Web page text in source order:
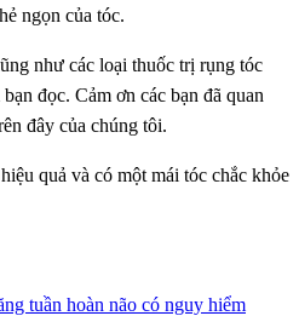
ngọn của tóc.
như các loại thuốc trị rụng tóc
đọc. Cảm ơn các bạn đã quan
đây của chúng tôi.
quả và có một mái tóc chắc khỏe
tuần hoàn não có nguy hiểm